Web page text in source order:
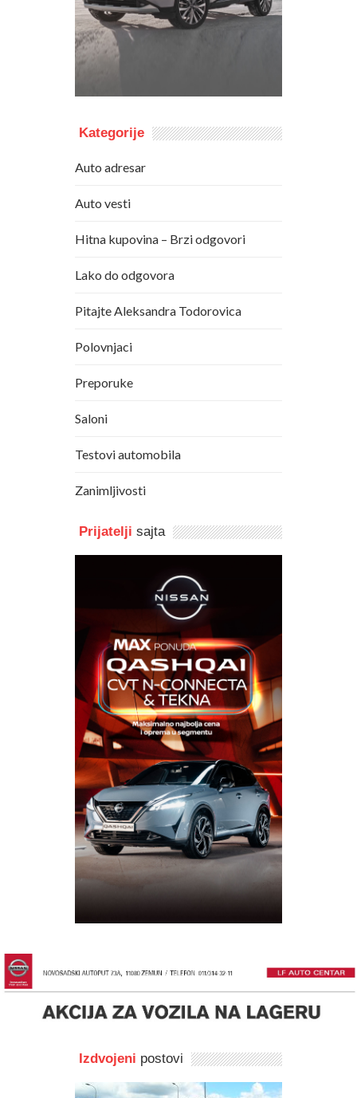
Kategorije
Auto adresar
Auto vesti
Hitna kupovina – Brzi odgovori
Lako do odgovora
Pitajte Aleksandra Todorovica
Polovnjaci
Preporuke
Saloni
Testovi automobila
Zanimljivosti
Prijatelji sajta
Izdvojeni postovi